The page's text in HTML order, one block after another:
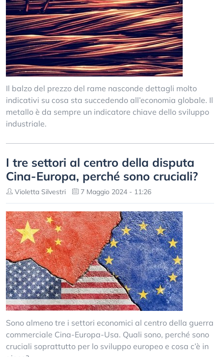
Il balzo del prezzo del rame nasconde dettagli molto
indicativi su cosa sta succedendo all’economia globale. Il
metallo è da sempre un indicatore chiave dello sviluppo
industriale.
I tre settori al centro della disputa
Cina-Europa, perché sono cruciali?
Violetta Silvestri 7 Maggio 2024 - 11:26
Sono almeno tre i settori economici al centro della guerra
commerciale Cina-Europa-Usa. Quali sono, perché sono
cruciali soprattutto per lo sviluppo europeo e cosa c’è in